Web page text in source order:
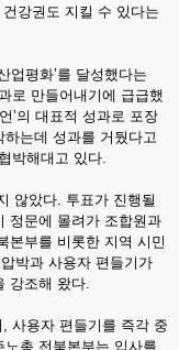
강권도 지킬 수 있다는
업평화’를 달성했다는
로 만들어내기에 급급했
’의 대표적 성과로 포장
는데 성과를 거뒀다고
박해대고 있다.
않았다. 투표가 진행될
정문에 몰려가 조합원과
본부를 비롯한 지역 시민
박과 사용자 편들기가
강조해 왔다.
사용자 편들기를 즉각 중
총 전북본부는 입사를